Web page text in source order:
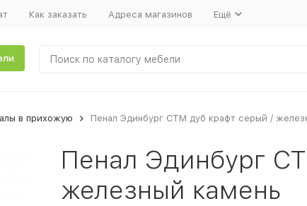
Как заказать Адреса магазинов Ещё
в прихожую Пенал Эдинбург СТМ дуб крафт серый /
Пенал Эдинбург
железный камень